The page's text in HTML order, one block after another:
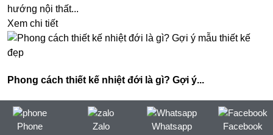
hướng nội thất...
Xem chi tiết
Phong cách thiết kế nhiệt đới là gì? Gợi ý...
Phong cách thiết kế nhiệt đới (Tropical Style) đang trở
thành một trong những xu...
Phone Zalo Whatsapp Facebook